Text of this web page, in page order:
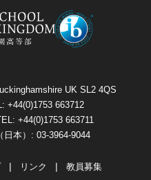
UK SL2 4QS
+44(0)1753 663712
+44(0)1753 663711
本）: 03-3964-9044
リンク 教員募集